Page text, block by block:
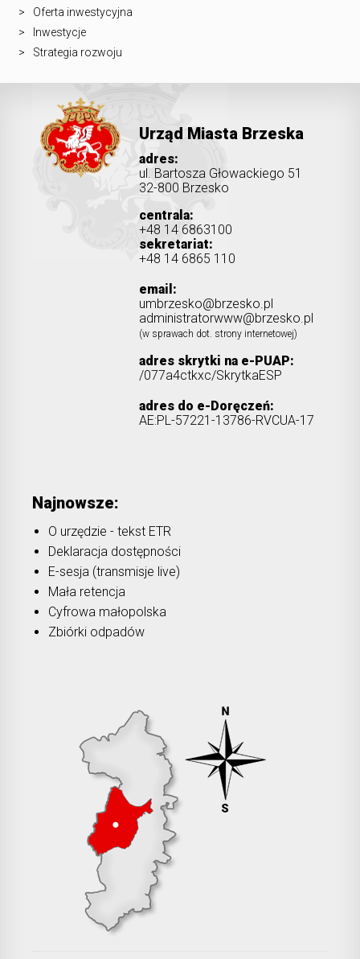
Oferta inwestycyjna
Inwestycje
Strategia rozwoju
Najnowsze:
O urzędzie - tekst ETR
Deklaracja dostępności
E-sesja (transmisje live)
Mała retencja
Cyfrowa małopolska
Zbiórki odpadów
Urząd Miasta Brzeska
adres:
ul. Bartosza Głowackiego 51
32-800 Brzesko
centrala:
+48 14 6863100
sekretariat:
+48 14 6865 110
email:
umbrzesko@brzesko.pl
administratorwww@brzesko.pl
(w sprawach dot. strony internetowej)
adres skrytki na e-PUAP:
/077a4ctkxc/SkrytkaESP
adres do e-Doręczeń:
AE:PL-57221-13786-RVCUA-17